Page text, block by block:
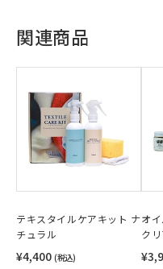
関連商品
テキスタイルケアキット ナ
チュラル
¥4,400 (税込)
オ
ク